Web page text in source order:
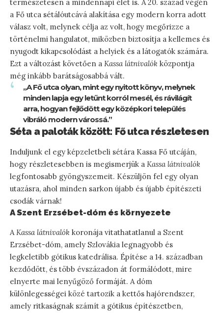
természetesen a mindennapi élet is. A 20. század végén
a Fő utca sétálóutcává alakítása egy modern korra adott
válasz volt, melynek célja az volt, hogy megőrizze a
történelmi hangulatot, miközben biztosítja a kellemes és
nyugodt kikapcsolódást a helyiek és a látogatók számára.
Ezt a változást követően a Kassa látnivalók központja
még inkább barátságosabbá vált.
„A Fő utca olyan, mint egy nyitott könyv, melynek
minden lapja egy letűnt korról mesél, és rávilágít
arra, hogyan fejlődött egy középkori település
vibráló modern várossá.”
Séta a paloták között: Fő utca részletesen
Induljunk el egy képzeletbeli sétára Kassa Fő utcáján,
hogy részletesebben is megismerjük a Kassa látnivalók
legfontosabb gyöngyszemeit. Készüljön fel egy olyan
utazásra, ahol minden sarkon újabb és újabb építészeti
csodák várnak!
A Szent Erzsébet-dóm és környezete
AKassa látnivalók koronája vitathatatlanul a Szent
Erzsébet-dóm, amely Szlovákia legnagyobb és
legkeletibb gótikus katedrálisa. Építése a 14. században
kezdődött, és több évszázadon át formálódott, mire
elnyerte mai lenyűgöző formáját. A dóm
különlegességei közé tartozik a kettős hajórendszer,
amely ritkaságnak számít a gótikus építészetben,